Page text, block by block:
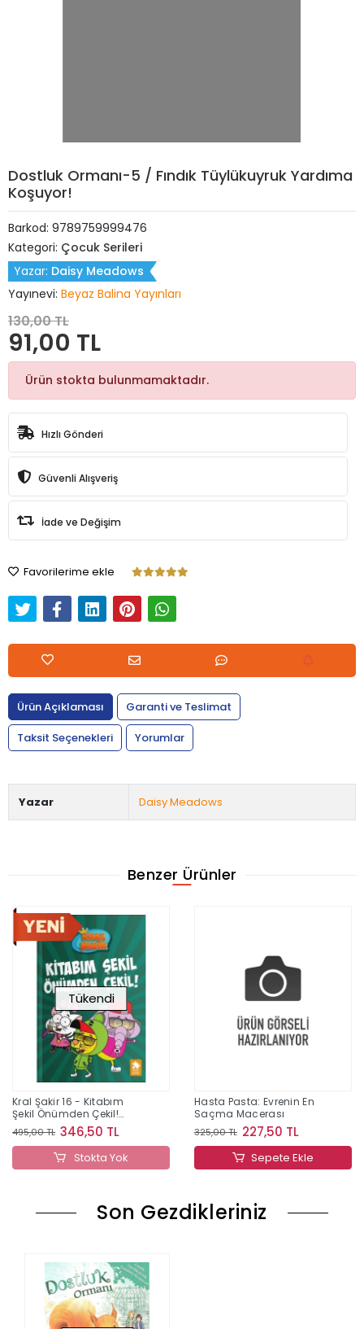
Dostluk Ormanı-5 / Fındık Tüylükuyruk Yardıma
Koşuyor!
Barkod: 9789759999476
Kategori: Çocuk Serileri
Yazar: Daisy Meadows
Yayınevi: Beyaz Balina Yayınları
130,00 TL
91,00 TL
Ürün stokta bulunmamaktadır.
Hızlı Gönderi
Güvenli Alışveriş
İade ve Değişim
Favorilerime ekle
Ürün Açıklaması
Garanti ve Teslimat
Taksit Seçenekleri
Yorumlar
Yazar Daisy Meadows
Benzer Ürünler
Tükendi
Kral Şakir 16 - Kitabım
Şekil Önümden Çekil!
(Ciltli)
495,00 TL 346,50 TL
Stokta Yok
Hasta Pasta: Evrenin En
Saçma Macerası
325,00 TL 227,50 TL
Sepete Ekle
Son Gezdikleriniz